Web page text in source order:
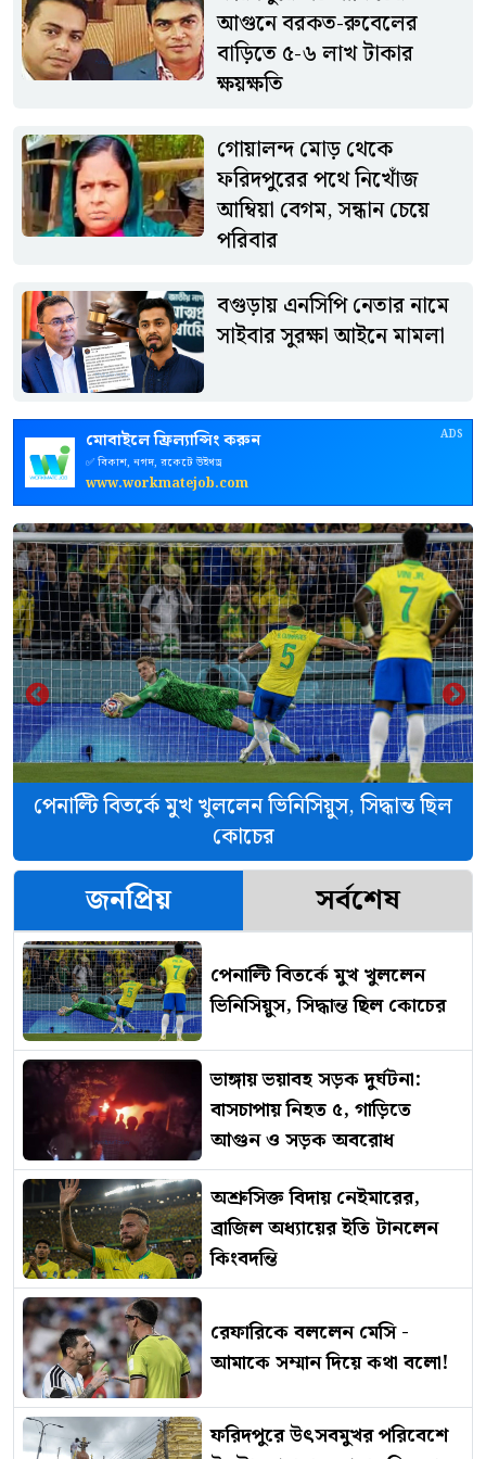
আগুনে বরকত-রুবেলের
বাড়িতে ৫-৬ লাখ টাকার
ক্ষয়ক্ষতি
গোয়ালন্দ মোড় থেকে
ফরিদপুরের পথে নিখোঁজ
আম্বিয়া বেগম, সন্ধান চেয়ে
পরিবার
বগুড়ায় এনসিপি নেতার নামে
সাইবার সুরক্ষা আইনে মামলা
ADS
মোবাইলে ফ্রিল্যান্সিং করুন
✅ বিকাশ, নগদ, রকেটে উইথড্র
www.workmatejob.com
‹
পেনাল্টি বিতর্কে মুখ খুললেন ভিনিসিয়ুস, সিদ্ধান্ত ছিল
কোচের
›
জনপ্রিয় সর্বশেষ
পেনাল্টি বিতর্কে মুখ খুললেন
ভিনিসিয়ুস, সিদ্ধান্ত ছিল কোচের
ভাঙ্গায় ভয়াবহ সড়ক দুর্ঘটনা:
বাসচাপায় নিহত ৫, গাড়িতে
আগুন ও সড়ক অবরোধ
অশ্রুসিক্ত বিদায় নেইমারের,
ব্রাজিল অধ্যায়ের ইতি টানলেন
কিংবদন্তি
রেফারিকে বললেন মেসি -
আমাকে সম্মান দিয়ে কথা বলো!
ফরিদপুরে উৎসবমুখর পরিবেশে